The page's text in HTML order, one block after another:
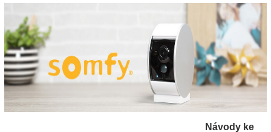
Návody ke